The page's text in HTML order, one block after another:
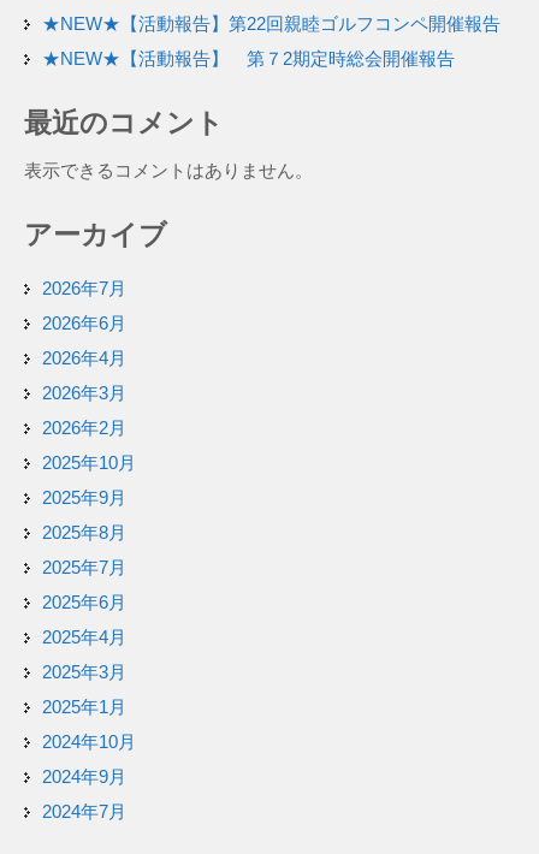
★NEW★【活動報告】第22回親睦ゴルフコンペ開催報告
★NEW★【活動報告】 第７2期定時総会開催報告
最近のコメント
表示できるコメントはありません。
アーカイブ
2026年7月
2026年6月
2026年4月
2026年3月
2026年2月
2025年10月
2025年9月
2025年8月
2025年7月
2025年6月
2025年4月
2025年3月
2025年1月
2024年10月
2024年9月
2024年7月